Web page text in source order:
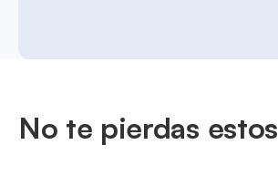
No te pierdas estos